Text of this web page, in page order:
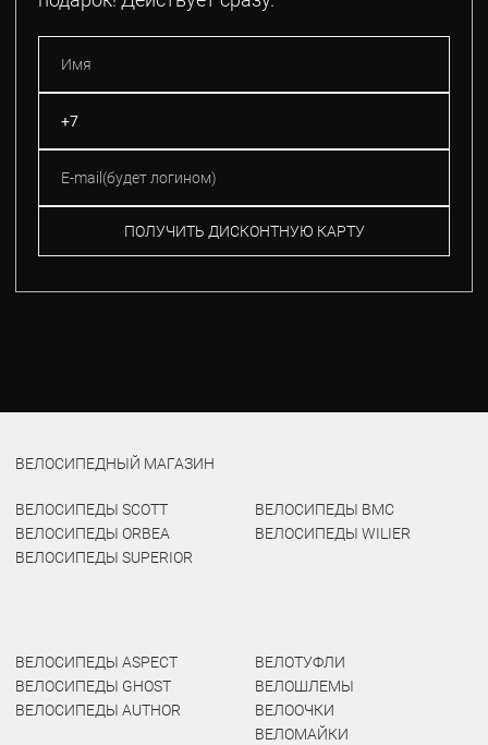
ПОЛУЧИТЬ ДИСКОНТНУЮ КАРТУ
ВЕЛОСИПЕДНЫЙ МАГАЗИН
ВЕЛОСИПЕДЫ SCOTT
ВЕЛОСИПЕДЫ ORBEA
ВЕЛОСИПЕДЫ SUPERIOR
ВЕЛОСИПЕДЫ BMC
ВЕЛОСИПЕДЫ WILIER
ВЕЛОСИПЕДЫ ASPECT
ВЕЛОСИПЕДЫ GHOST
ВЕЛОСИПЕДЫ AUTHOR
ВЕЛОТУФЛИ
ВЕЛОШЛЕМЫ
ВЕЛООЧКИ
ВЕЛОМАЙКИ